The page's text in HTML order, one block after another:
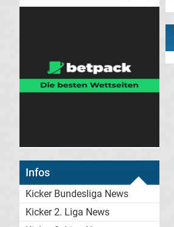
Infos
Kicker Bundesliga News
Kicker 2. Liga News